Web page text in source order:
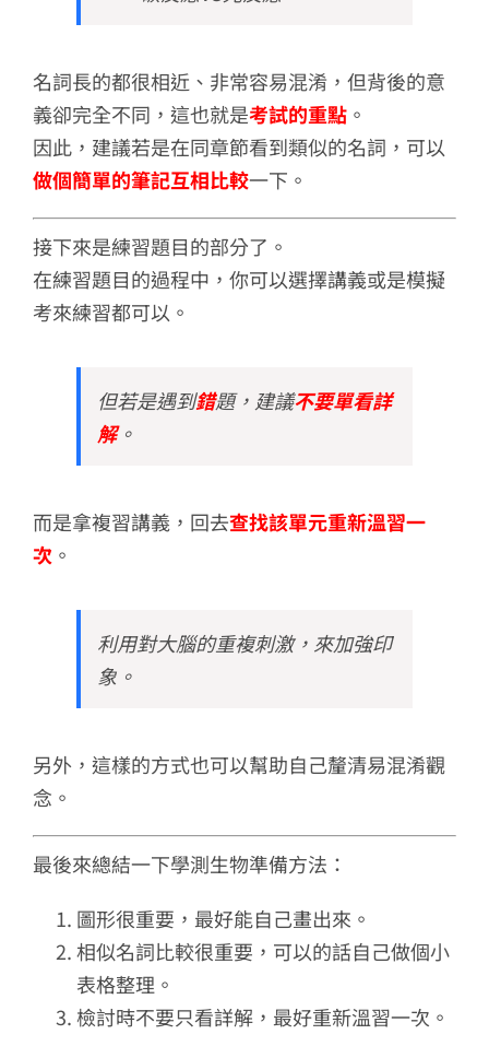
名詞長的都很相近、非常容易混淆，但背後的意
義卻完全不同，這也就是考試的重點 。
因此，建議若是在同章節看到類似的名詞，可以
做個簡單的筆記互相比較一下。
接下來是練習題目的部分了。
在練習題目的過程中，你可以選擇講義或是模擬
考來練習都可以。
但若是遇到錯題，建議不要單看詳
解。
而是拿複習講義，回去查找該單元重新溫習一
次 。
利用對大腦的重複刺激，來加強印
象。
另外，這樣的方式也可以幫助自己釐清易混淆觀
念。
最後來總結一下學測生物準備方法：
圖形很重要，最好能自己畫出來。
相似名詞比較很重要，可以的話自己做個小
表格整理。
檢討時不要只看詳解，最好重新溫習一次。